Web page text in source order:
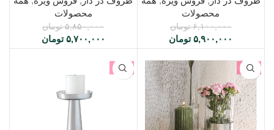
محصولات
۶,۱۰۰,۰۰۰ تومان
۵,۹۰۰,۰۰۰ تومان
محصولات
۵,۸۵۰,۰۰۰ تومان
۵,۷۰۰,۰۰۰ تومان
-7%
-3%